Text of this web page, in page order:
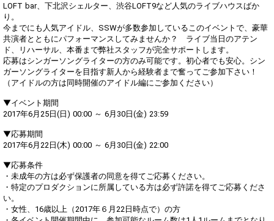
8 200000
SHOWROOM公式Twitter告知
5 / 5
9 300000
【テーマ】ライブで着る衣装
をお披露目してみよう！
10 500000
SHOWROOMオリジナルアバ
ター制作権獲得
Gifting
Throw gifts to the stage and join
the live performance.
First, try throwing free Stars
(once a day)! You can also charge
(available from 1 JPY)! When you
continue to send gifts to the
performer(s), the performer's
popularity ranking and your
ranking go up.
To cheer on performers, you can
You can post comments. Please
other users.
LOFT bar、下北沢シェルター、渋谷LOFT9など人気のライブハウスばか
り。
今までにも人気アイドル、SSWが多数参加しているこのイベントで、豪華
共演者とともにパフォーマンスしてみませんか？ ライブ当日のアテン
ド、リハーサル、本番まで弊社スタッフが完全サポートします。
応募はシンガーソングライターの方のみ可能です。初心者でも安心。シン
ガーソングライターを目指す新人から経験者まで奮ってご参加下さい！
（アイドルの方は同時開催のアイドル編にご参加ください）
▼イベント期間
2017年6月25日(日) 00:00 ～ 6月30日(金) 23:59
▼応募期間
2017年6月22日(木) 00:00 ～ 6月30日(金) 22:00
▼応募条件
・未成年の方は必ず保護者の同意を得てご応募ください。
・特定のプロダクションに所属している方は必ず許諾を得てご応募くださ
い。
・女性、16歳以上（2017年６月22日時点で）の方